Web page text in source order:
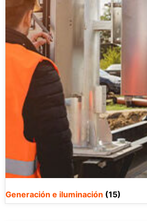
Generación e iluminación (15)